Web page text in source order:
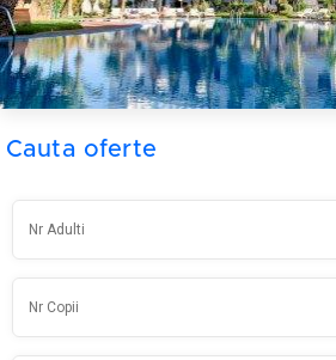
Cauta oferte